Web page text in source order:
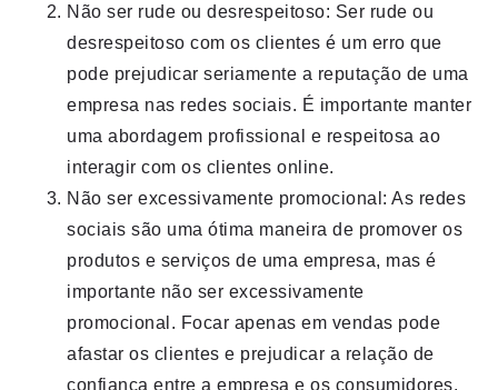
Não ser rude ou desrespeitoso: Ser rude ou
desrespeitoso com os clientes é um erro que
pode prejudicar seriamente a reputação de uma
empresa nas redes sociais. É importante manter
uma abordagem profissional e respeitosa ao
interagir com os clientes online.
Não ser excessivamente promocional: As redes
sociais são uma ótima maneira de promover os
produtos e serviços de uma empresa, mas é
importante não ser excessivamente
promocional. Focar apenas em vendas pode
afastar os clientes e prejudicar a relação de
confiança entre a empresa e os consumidores.